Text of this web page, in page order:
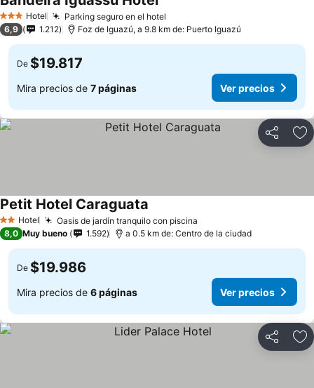
3 Estrellas
Hotel Parking seguro en el hotel
6,9 1.212 Foz de Iguazú, a 9.8 km de: Puerto Iguazú
De $19.817
Mira precios de 7 páginas Ver precios
Compartir
2 Estrellas
Hotel Oasis de jardín tranquilo con piscina
Petit Hotel Caraguata
8,0 Muy bueno 1.592 a 0.5 km de: Centro de la ciudad
De $19.986
Mira precios de 6 páginas Ver precios
Compartir